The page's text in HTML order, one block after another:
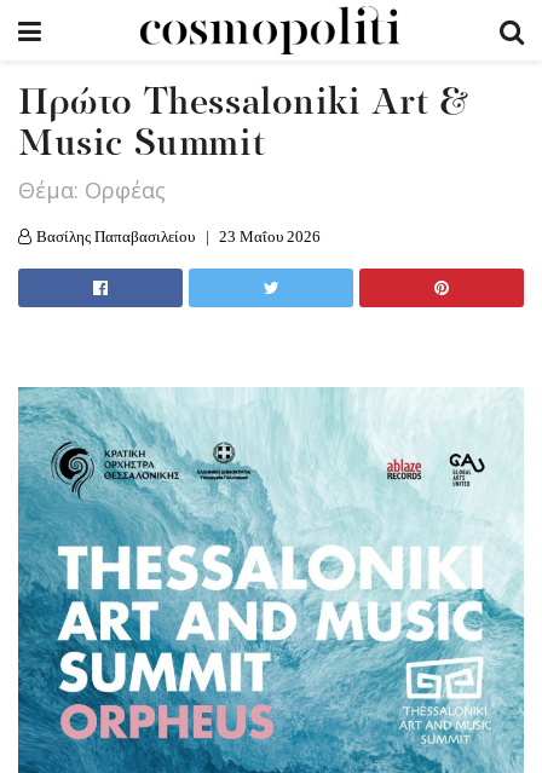
Πρώτο Thessaloniki Art &
Music Summit
Θέμα: Ορφέας
Βασίλης Παπαβασιλείου 23 Μαΐου 2026